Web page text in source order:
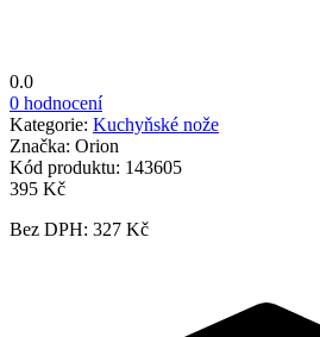
0.0
0 hodnocení
Kategorie: Kuchyňské nože
Značka: Orion
Kód produktu: 143605
395 Kč
Bez DPH: 327 Kč